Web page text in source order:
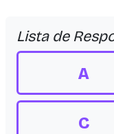
Lista de
A
C